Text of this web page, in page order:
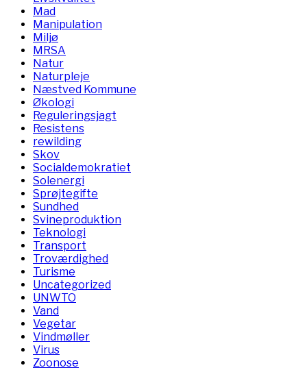
Mad
Manipulation
Miljø
MRSA
Natur
Naturpleje
Næstved Kommune
Økologi
Reguleringsjagt
Resistens
rewilding
Skov
Socialdemokratiet
Solenergi
Sprøjtegifte
Sundhed
Svineproduktion
Teknologi
Transport
Troværdighed
Turisme
Uncategorized
UNWTO
Vand
Vegetar
Vindmøller
Virus
Zoonose